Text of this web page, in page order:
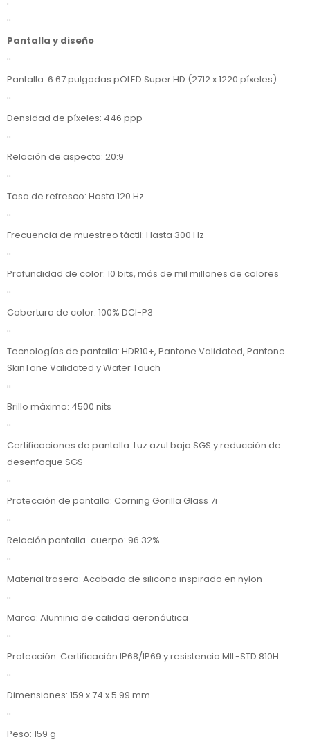
'
''
Pantalla y diseño
''
Pantalla: 6.67 pulgadas pOLED Super HD (2712 x 1220 píxeles)
''
Densidad de píxeles: 446 ppp
''
Relación de aspecto: 20:9
''
Tasa de refresco: Hasta 120 Hz
''
Frecuencia de muestreo táctil: Hasta 300 Hz
''
Profundidad de color: 10 bits, más de mil millones de colores
''
Cobertura de color: 100% DCI-P3
''
Tecnologías de pantalla: HDR10+, Pantone Validated, Pantone
SkinTone Validated y Water Touch
''
Brillo máximo: 4500 nits
''
Certificaciones de pantalla: Luz azul baja SGS y reducción de
desenfoque SGS
''
Protección de pantalla: Corning Gorilla Glass 7i
''
Relación pantalla-cuerpo: 96.32%
''
Material trasero: Acabado de silicona inspirado en nylon
''
Marco: Aluminio de calidad aeronáutica
''
Protección: Certificación IP68/IP69 y resistencia MIL-STD 810H
''
Dimensiones: 159 x 74 x 5.99 mm
''
Peso: 159 g